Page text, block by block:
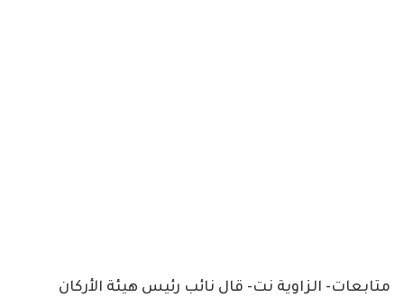
متابعات- الزاوية نت- قال نائب رئيس هيئة الأركان